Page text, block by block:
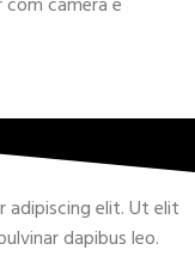
adipiscing elit. Ut elit
dapibus leo.